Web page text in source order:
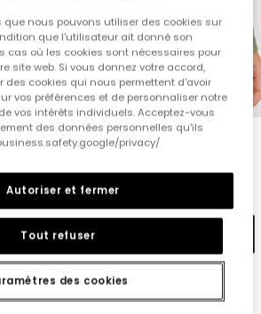
1 2 3 4 5
vert imprimé lettres
Ajouter
que nous pouvons utiliser des cookies sur
que l'utilisateur ait donné son
cas où les cookies sont nécessaires pour
site web. Si vous donnez votre accord,
des cookies qui nous permettent d'avoir
vos préférences et de personnaliser notre
vos intérêts individuels. Acceptez-vous
des données personnelles qu'ils
privacy/
des cookies
Tout refuser
Autoriser et fermer